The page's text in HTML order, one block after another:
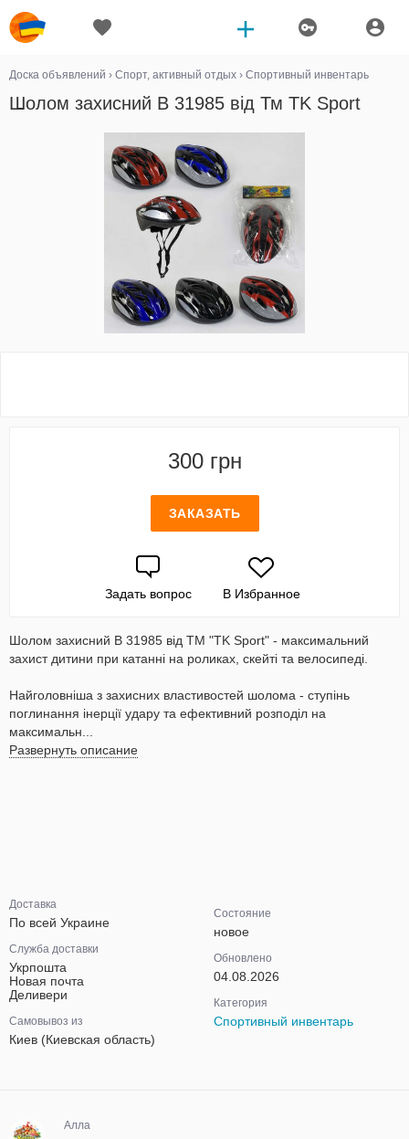
Доска объявлений › Спорт, активный отдых › Спортивный инвентарь
Шолом захисний B 31985 від Тм TK Sport
300 грн
ЗАКАЗАТЬ
Задать вопрос В Избранное
Шолом захисний B 31985 від ТМ "TK Sport" - максимальний
захист дитини при катанні на роликах, скейті та велосипеді.
Найголовніша з захисних властивостей шолома - ступінь
поглинання інерції удару та ефективний розподіл на
максимальн...
Развернуть описание
Доставка
По всей Украине
Служба доставки
Укрпошта
Новая почта
Деливери
Самовывоз из
Киев (Киевская область)
Состояние
новое
Обновлено
04.08.2026
Категория
Спортивный инвентарь
Алла